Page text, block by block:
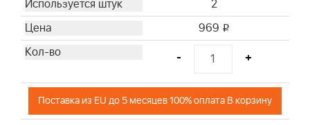
2
969 i
- +
Поставка из EU до 5 месяцев 100% оплата В корзину